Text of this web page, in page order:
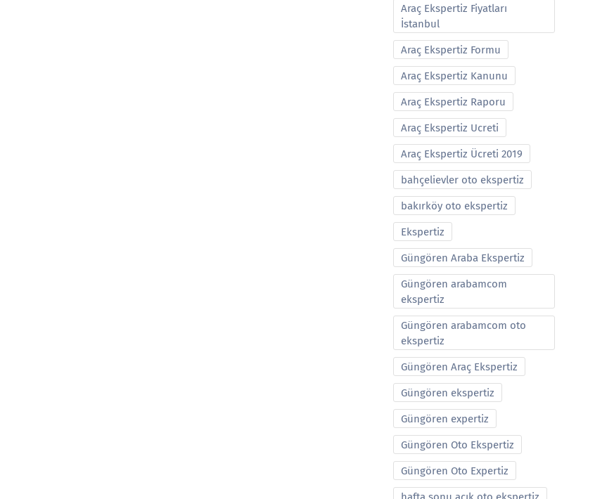
Araç Ekspertiz Fiyatları
İstanbul
Araç Ekspertiz Formu
Araç Ekspertiz Kanunu
Araç Ekspertiz Raporu
Araç Ekspertiz Ucreti
Araç Ekspertiz Ücreti 2019
bahçelievler oto ekspertiz
bakırköy oto ekspertiz
Ekspertiz
Güngören Araba Ekspertiz
Güngören arabamcom
ekspertiz
Güngören arabamcom oto
ekspertiz
Güngören Araç Ekspertiz
Güngören ekspertiz
Güngören expertiz
Güngören Oto Ekspertiz
Güngören Oto Expertiz